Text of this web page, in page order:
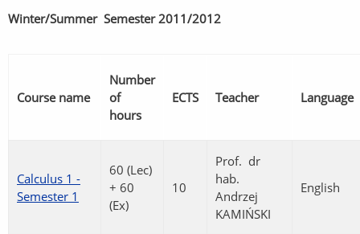
Winter/Summer Semester 2011/2012
Course name
Number
of
hours
ECTS Teacher Language
Calculus 1 -
Semester 1
60 (Lec)
+ 60
(Ex)
10
Prof. dr
hab.
Andrzej
KAMIŃSKI
English